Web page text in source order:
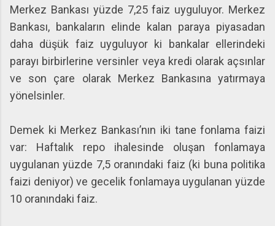
Merkez Bankası yüzde 7,25 faiz uyguluyor. Merkez
Bankası, bankaların elinde kalan paraya piyasadan
daha düşük faiz uyguluyor ki bankalar ellerindeki
parayı birbirlerine versinler veya kredi olarak açsınlar
ve son çare olarak Merkez Bankasına yatırmaya
yönelsinler.
Demek ki Merkez Bankası’nın iki tane fonlama faizi
var: Haftalık repo ihalesinde oluşan fonlamaya
uygulanan yüzde 7,5 oranındaki faiz (ki buna politika
faizi deniyor) ve gecelik fonlamaya uygulanan yüzde
10 oranındaki faiz.